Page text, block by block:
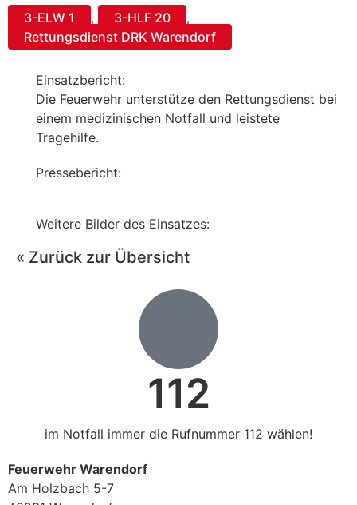
3-ELW 1
, 3-HLF 20
,
Rettungsdienst DRK Warendorf
Einsatzbericht:
Die Feuerwehr unterstütze den Rettungsdienst bei
einem medizinischen Notfall und leistete
Tragehilfe.
Pressebericht:
Weitere Bilder des Einsatzes:
« Zurück zur Übersicht
112
im Notfall immer die Rufnummer 112 wählen!
Feuerwehr Warendorf
Am Holzbach 5-7